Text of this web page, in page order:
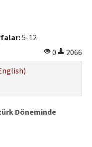
5-12
0
2066
Döneminde